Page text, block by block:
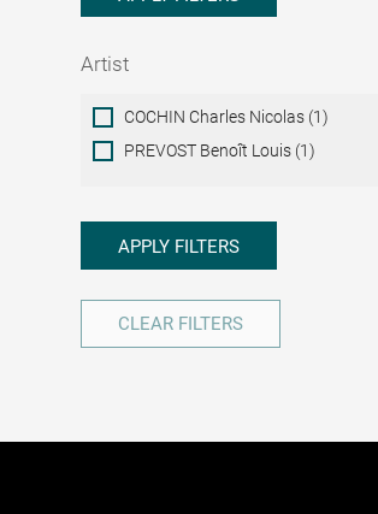
Artist
ArtistCOCHIN Charles Nicolas (1)
PREVOST Benoît Louis (1)
APPLY FILTERS
CLEAR FILTERS